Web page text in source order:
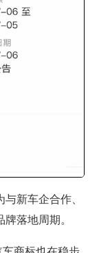
新车企合作、
落地周期。